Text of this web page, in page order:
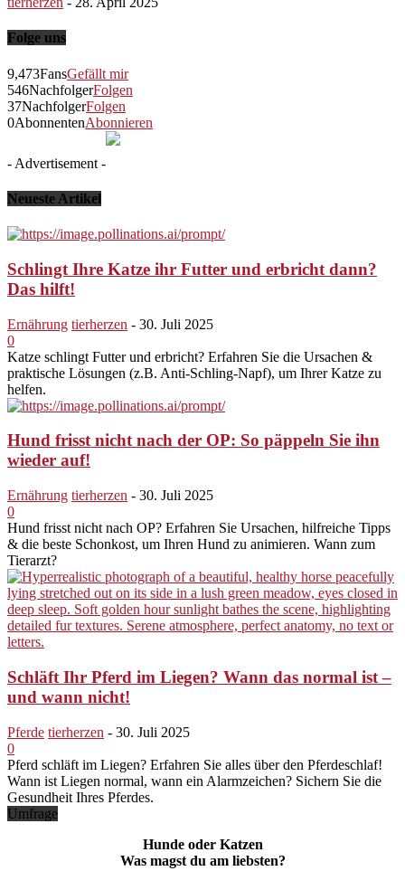
Folge uns
9,473FansGefällt mir
546NachfolgerFolgen
37NachfolgerFolgen
0AbonnentenAbonnieren
- Advertisement -
Neueste Artikel
Schlingt Ihre Katze ihr Futter und erbricht dann?
Das hilft!
Ernährung tierherzen - 30. Juli 2025
0
Katze schlingt Futter und erbricht? Erfahren Sie die Ursachen &
praktische Lösungen (z.B. Anti-Schling-Napf), um Ihrer Katze zu
helfen.
Hund frisst nicht nach der OP: So päppeln Sie ihn
wieder auf!
Ernährung tierherzen - 30. Juli 2025
0
Hund frisst nicht nach OP? Erfahren Sie Ursachen, hilfreiche Tipps
& die beste Schonkost, um Ihren Hund zu animieren. Wann zum
Tierarzt?
Schläft Ihr Pferd im Liegen? Wann das normal ist –
und wann nicht!
Pferde tierherzen - 30. Juli 2025
0
Pferd schläft im Liegen? Erfahren Sie alles über den Pferdeschlaf!
Wann ist Liegen normal, wann ein Alarmzeichen? Sichern Sie die
Gesundheit Ihres Pferdes.
Umfrage
Hunde oder Katzen
Was magst du am liebsten?